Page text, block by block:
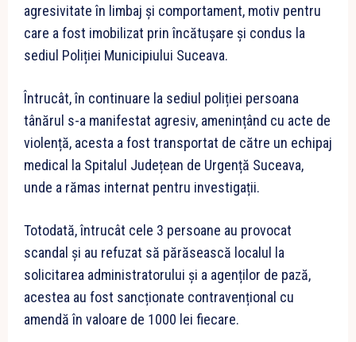
agresivitate în limbaj și comportament, motiv pentru
care a fost imobilizat prin încătușare și condus la
sediul Poliției Municipiului Suceava.
Întrucât, în continuare la sediul poliției persoana
tânărul s-a manifestat agresiv, amenințând cu acte de
violență, acesta a fost transportat de către un echipaj
medical la Spitalul Județean de Urgență Suceava,
unde a rămas internat pentru investigații.
Totodată, întrucât cele 3 persoane au provocat
scandal și au refuzat să părăsească localul la
solicitarea administratorului și a agenților de pază,
acestea au fost sancționate contravențional cu
amendă în valoare de 1000 lei fiecare.